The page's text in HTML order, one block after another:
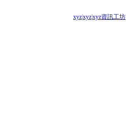
xyzxyzxyz資訊工坊